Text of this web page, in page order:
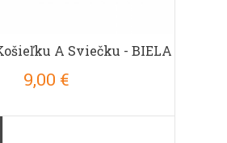
A Sviečku - BIELA
9,00 €